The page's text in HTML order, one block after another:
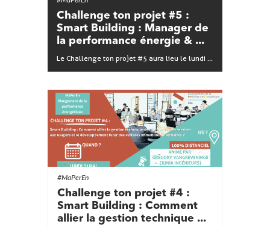
Challenge ton projet #5 :
Smart Building : Manager de
la performance énergie & ...
Le Challenge ton projet #5 aura lieu le lundi ...
#MaPerEn
Challenge ton projet #4 :
Smart Building : Comment
allier la gestion technique ...